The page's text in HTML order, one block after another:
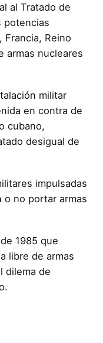
al Tratado de
potencias
Francia, Reino
armas nucleares
militar
en contra de
cubano,
desigual de
impulsadas
o no portar armas
1985 que
libre de armas
dilema de